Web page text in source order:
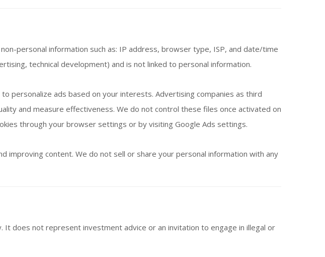
personal information such as: IP address, browser type, ISP, and date/time
technical development) and is not linked to personal information.
personalize ads based on your interests. Advertising companies as third
and measure effectiveness. We do not control these files once activated on
through your browser settings or by visiting Google Ads settings.
improving content. We do not sell or share your personal information with any
It does not represent investment advice or an invitation to engage in illegal or